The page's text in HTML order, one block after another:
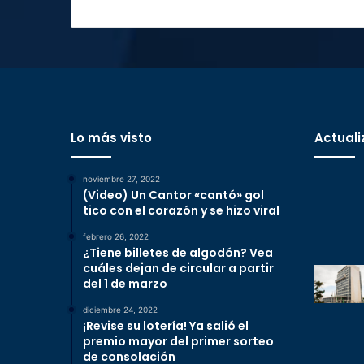
Lo más visto
noviembre 27, 2022
(Video) Un Cantor «cantó» gol
tico con el corazón y se hizo viral
febrero 26, 2022
¿Tiene billetes de algodón? Vea
cuáles dejan de circular a partir
del 1 de marzo
diciembre 24, 2022
¡Revise su lotería! Ya salió el
premio mayor del primer sorteo
de consolación